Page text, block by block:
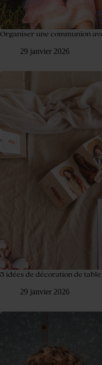
Organiser une communion
29 janvier 2026
5 idées de décoration de
29 janvier 2026